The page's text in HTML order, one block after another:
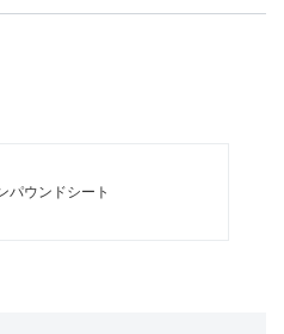
パウンドシート